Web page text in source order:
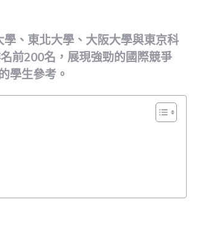
、東北大學、大阪大學與東京科
前200名，展現強勁的國際競爭
學生參考。